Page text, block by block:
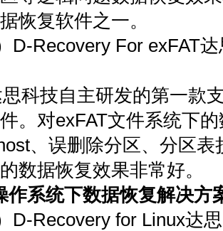
恢复软件之一。
Recovery For exFAT达
技自主研发的第一款支
。对exFAT文件系统下
、误删除分区、分区
数据恢复效果非常好。
系统下数据恢复解决方
Recovery for Linux达思